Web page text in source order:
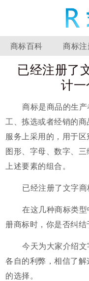
商标百科 商标注
已经注册了
计一
商标是商品的生产
工、拣选或者经销的
服务上采用的，用于区
图形、字母、数字、
上述要素的组合。
已经注册了文字商
在这几种商标类型
册商标时，你是否纠
今天为大家介绍文
各自的利弊，相信了
的选择。